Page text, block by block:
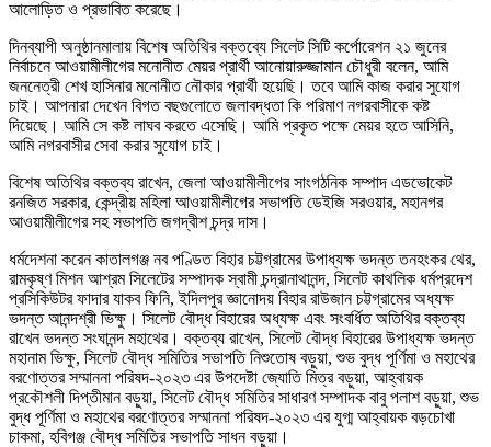
আলোড়িত ও প্রভাবিত করেছে।
দিনব্যাপী অনুষ্ঠানমালায় বিশেষ অতিথির বক্তব্যে সিলেট সিটি কর্পোরেশন ২১ জুনের
নির্বাচনে আওয়ামীলীগের মনোনীত মেয়র প্রার্থী আনোয়ারুজ্জামান চৌধুরী বলেন, আমি
জননেত্রী শেখ হাসিনার মনোনীত নৌকার প্রার্থী হয়েছি। তবে আমি কাজ করার সুযোগ
চাই। আপনারা দেখেন বিগত বছগুলোতে জলাবদ্ধতা কি পরিমাণ নগরবাসীকে কষ্ট
দিয়েছে। আমি সে কষ্ট লাঘব করতে এসেছি। আমি প্রকৃত পক্ষে মেয়র হতে আসিনি,
আমি নগরবাসীর সেবা করার সুযোগ চাই।
বিশেষ অতিথির বক্তব্য রাখেন, জেলা আওয়ামীলীগের সাংগঠনিক সম্পাদ এডভোকেট
রনজিত সরকার, কেন্দ্রীয় মহিলা আওয়ামীলীগের সভাপতি ডেইজি সরওয়ার, মহানগর
আওয়ামীলীগের সহ সভাপতি জগদ্বীশ চন্দ্র দাস।
ধর্মদেশনা করেন কাতালগঞ্জ নব পণ্ডিত বিহার চট্টগ্রামের উপাধ্যক্ষ ভদন্ত তনহংকর থের,
রামকৃষ্ণ মিশন আশ্রম সিলেটের সম্পাদক স্বামী চন্দ্রানাথানন্দ, সিলেট কাথলিক ধর্মপ্রদেশ
প্রসিকিউটর ফাদার যাকব ফিনি, ইদিলপুর জ্ঞানোদয় বিহার রাউজান চট্টগ্রামের অধ্যক্ষ
ভদন্ত আনন্দশ্রী ভিক্ষু। সিলেট বৌদ্ধ বিহারের অধ্যক্ষ এবং সংবর্ধিত অতিথির বক্তব্য
রাখেন ভদন্ত সংঘানন্দ মহাথের। বক্তব্য রাখেন, সিলেট বৌদ্ধ বিহারের উপাধ্যক্ষ ভদন্ত
মহানাম ভিক্ষু, সিলেট বৌদ্ধ সমিতির সভাপতি নিশুতোষ বড়ুয়া, শুভ বুদ্ধ পূর্ণিমা ও মহাথের
বরণোত্তর সম্মাননা পরিষদ-২০২৩ এর উপদেষ্টা জ্যোতি মিত্র বড়ুয়া, আহ্বায়ক
প্রকৌশলী দিপ্তীমান বড়ুয়া, সিলেট বৌদ্ধ সমিতির সাধারণ সম্পাদক বাবু পলাশ বড়ুয়া, শুভ
বুদ্ধ পূর্ণিমা ও মহাথের বরণোত্তর সম্মাননা পরিষদ-২০২৩ এর যুগ্ম আহ্বায়ক বড়চোখা
চাকমা, হবিগঞ্জ বৌদ্ধ সমিতির সভাপতি সাধন বড়ুয়া।